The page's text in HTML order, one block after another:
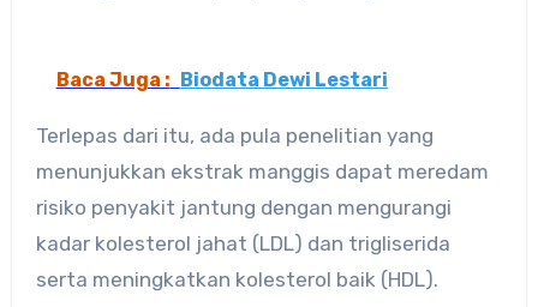
Baca Juga : Biodata Dewi Lestari
Terlepas dari itu, ada pula penelitian yang
menunjukkan ekstrak manggis dapat meredam
risiko penyakit jantung dengan mengurangi
kadar kolesterol jahat (LDL) dan trigliserida
serta meningkatkan kolesterol baik (HDL).